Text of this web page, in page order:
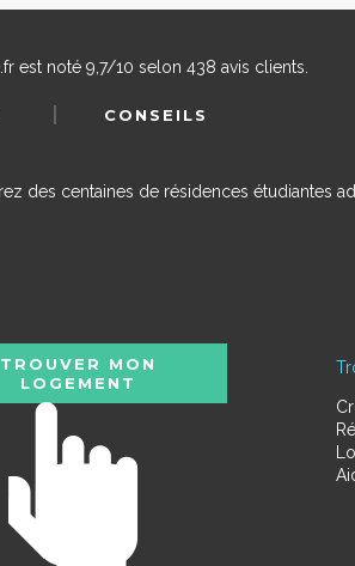
est noté 9,7/10 selon 438 avis clients.
CONSEILS
des centaines de résidences étudiantes
TROUVER MON
LOGEMENT